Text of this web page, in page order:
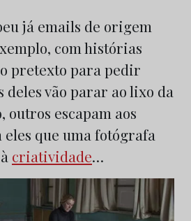
já emails de origem
com histórias
pretexto para pedir
vão parar ao lixo da
outros escapam aos
que uma fotógrafa
criatividade…